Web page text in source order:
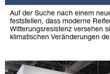
Auf der Suche nach einem
feststellen, dass moderne
Witterungsresistenz versehen
klimatischen Veränderungen